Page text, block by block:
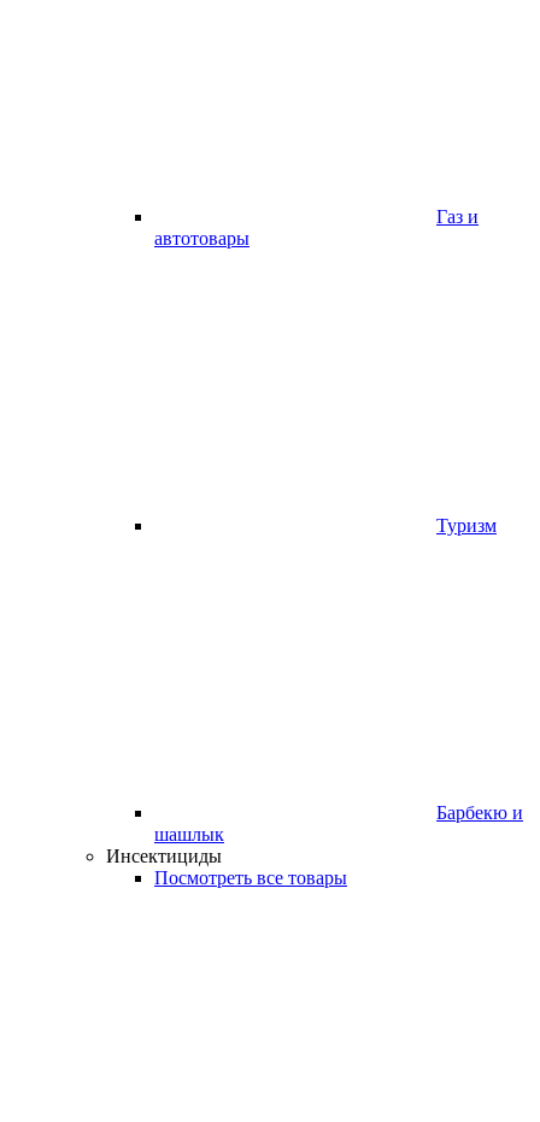
Газ и
автотовары
Туризм
Барбекю и
шашлык
Инсектициды
Посмотреть все товары